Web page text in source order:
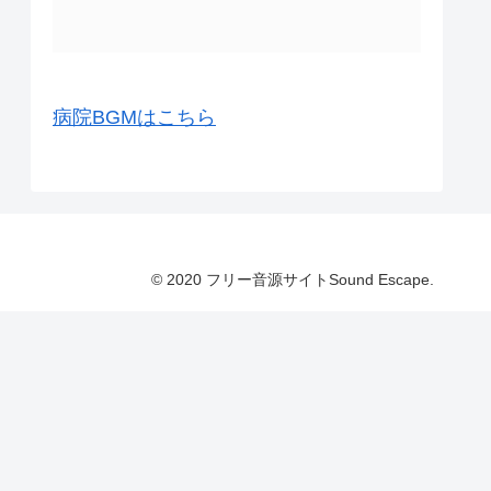
病院BGMはこちら
© 2020 フリー音源サイトSound Escape.